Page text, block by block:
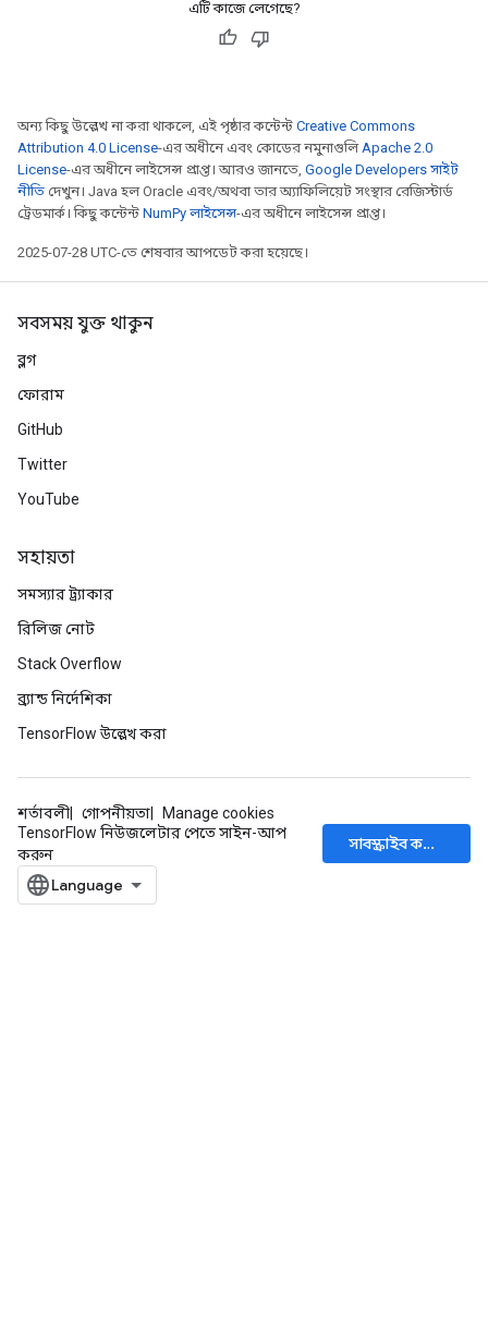
এটি কাজে লেগেছে?
অন্য কিছু উল্লেখ না করা থাকলে, এই পৃষ্ঠার কন্টেন্ট Creative Commons
Attribution 4.0 License-এর অধীনে এবং কোডের নমুনাগুলিApache 2.0
License-এর অধীনে লাইসেন্স প্রাপ্ত। আরও জানতে, Google Developers সাইট
নীতি দেখুন। Java হল Oracle এবং/অথবা তার অ্যাফিলিয়েট সংস্থার রেজিস্টার্ড
ট্রেডমার্ক। কিছু কন্টেন্ট NumPy লাইসেন্স-এর অধীনে লাইসেন্স প্রাপ্ত।
2025-07-28 UTC-তে শেষবার আপডেট করা হয়েছে।
সবসময় যুক্ত থাকুন
ব্লগ
ফোরাম
GitHub
Twitter
YouTube
সহায়তা
সমস্যার ট্র্যাকার
রিলিজ নোট
Stack Overflow
ব্র্যান্ড নির্দেশিকা
TensorFlow উল্লেখ করা
শর্তাবলী গোপনীয়তা
Manage cookies
TensorFlow নিউজলেটার পেতে সাইন-আপ
করুন
সাবস্ক্রাইব করুন